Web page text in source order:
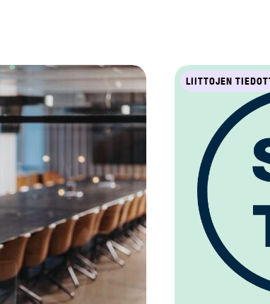
LIITTOJEN